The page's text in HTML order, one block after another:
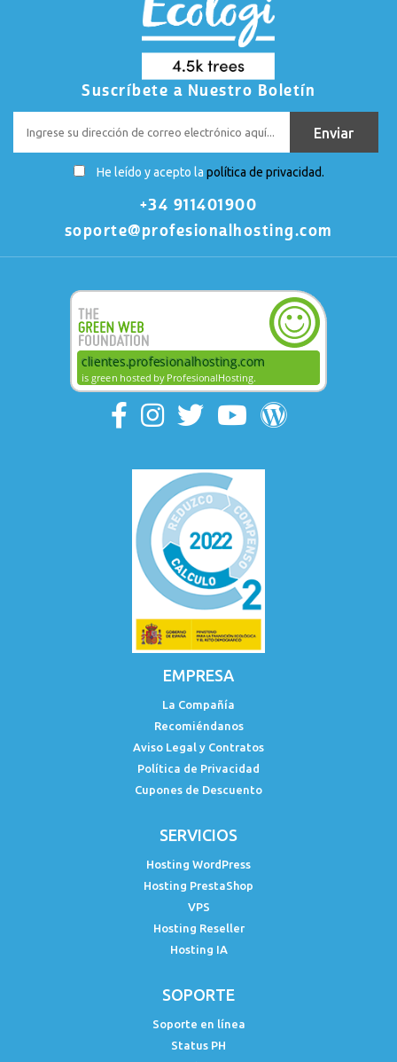
Suscríbete a Nuestro Boletín
He leído y acepto la política de privacidad.
+34 911401900
soporte@profesionalhosting.com
EMPRESA
La Compañía
Recomiéndanos
Aviso Legal y Contratos
Política de Privacidad
Cupones de Descuento
SERVICIOS
Hosting WordPress
Hosting PrestaShop
VPS
Hosting Reseller
Hosting IA
SOPORTE
Soporte en línea
Status PH